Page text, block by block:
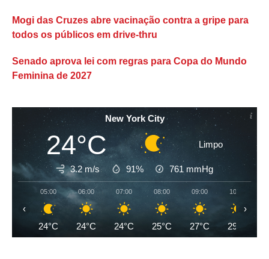
Mogi das Cruzes abre vacinação contra a gripe para
todos os públicos em drive-thru
Senado aprova lei com regras para Copa do Mundo
Feminina de 2027
New York City
24°C Limpo
3.2 m/s 91% 761 mmHg
05:00
24°C
06:00
24°C
07:00
24°C
08:00
25°C
09:00
27°C
10:00
29°C
‹ ›